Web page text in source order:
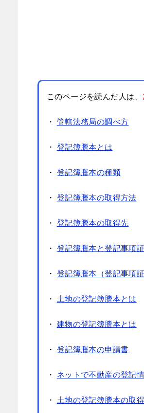
このページを読んだ人は、
・ 管轄法務局の調べ方
・ 登記簿謄本とは
・ 登記簿謄本の種類
・ 登記簿謄本の取得方法
・ 登記簿謄本の取得先
・ 登記簿謄本と登記事項
・ 登記簿謄本（登記事項
・ 土地の登記簿謄本とは
・ 建物の登記簿謄本とは
・ 登記簿謄本の申請書
・ ネットで不動産の登記
・ 土地の登記簿謄本の取